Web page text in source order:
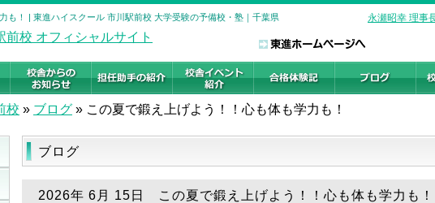
も！ | 東進ハイスクール 市川駅前校 大学受験の予備校・塾｜千葉県 永瀬昭幸 理事
校 » ブログ » この夏で鍛え上げよう！！心も体も学力も！
ブログ
2026年 6月 15日 この夏で鍛え上げよう！！心も体も学力も！